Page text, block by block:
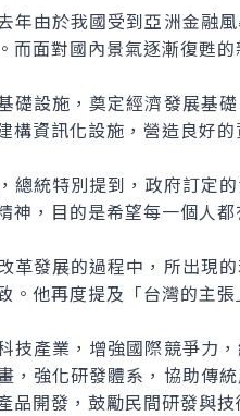
由於我國受到亞洲金融風
而面對國內景氣逐漸復甦
設施，奠定經濟發展基礎
構資訊化設施，營造良好的
統特別提到，政府訂定的
神，目的是希望每一個人
發展的過程中，所出現的
。他再度提及「台灣的主
產業，增強國際競爭力，
，強化研發體系，協助傳
品開發，鼓勵民間研發與技